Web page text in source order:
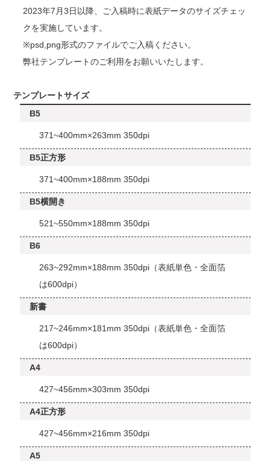
2023年7月3日以降、ご入稿時に表紙データのサイズチェッ
クを実施しています。
※psd,png形式のファイルでご入稿ください。
弊社テンプレートのご利用をお願いいたします。
テンプレートサイズ
B5
371~400mm×263mm 350dpi
B5正方形
371~400mm×188mm 350dpi
B5横開き
521~550mm×188mm 350dpi
B6
263~292mm×188mm 350dpi（表紙単色・全面箔
は600dpi）
新書
217~246mm×181mm 350dpi（表紙単色・全面箔
は600dpi）
A4
427~456mm×303mm 350dpi
A4正方形
427~456mm×216mm 350dpi
A5